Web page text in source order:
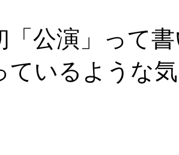
「公演」って
ているような